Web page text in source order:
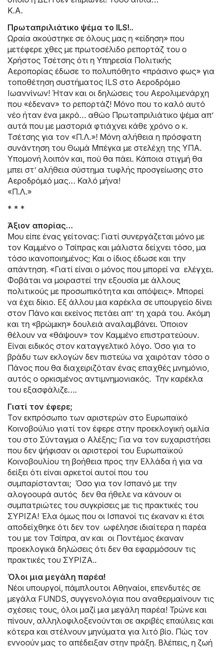
Κ.Α.
Πρωταπριλιάτικο ψέμα το ILS!..
Ωραία ακούστηκε σε όλους μας η «είδηση» που
μετέφερε χθες με πρωτοσέλιδο ρεπορτάζ του ο
Χρήστος Τσέτσης ότι η Υπηρεσία Πολιτικής
Αεροπορίας έδωσε το πολυπόθητο «πράσινο φως» για
τοποθέτηση συστήματος ILS στο Αεροδρόμιο
Ιωαννίνων! Ήταν και οι δηλώσεις του Αερολιμενάρχη
που «έδεναν» το ρεπορτάζ! Μόνο που το καλό αυτό
νέο ήταν ένα μικρό… αθώο Πρωταπριλιάτικο ψέμα απ’
αυτά που με μαστοριά φτιάχνει κάθε χρόνο ο κ.
Τσέτσης για τον «Π.Λ.»! Μόνη αλήθεια η πρόσφατη
συνάντηση του Θωμά Μπέγκα με στελέχη της ΥΠΑ.
Υπομονή λοιπόν και, πού θα πάει. Κάποια στιγμή θα
μπει στ’ αλήθεια σύστημα τυφλής προσγείωσης στο
Αεροδρόμιό μας… Καλό μήνα!
«Π.Λ.»
* * *
Άξιον απορίας…
Μου είπε ένας γείτονας: Γιατί συνεργάζεται μόνο με
τον Καμμένο ο Τσίπρας και μάλιστα δείχνει τόσο, μα
τόσο ικανοποιημένος; Και ο ίδιος έδωσε και την
απάντηση. «Γιατί είναι ο μόνος που μπορεί να ελέγχει.
Φοβάται να μοιραστεί την εξουσία με άλλους
πολιτικούς με προσωπικότητα και απόψεις». Μπορεί
να έχει δίκιο. Εξ άλλου μια καρέκλα σε υπουργείο δίνει
στον Πάνο και εκείνος πετάει απ’ τη χαρά του. Ακόμη
και τη «βρώμικη» δουλειά αναλαμβάνει. Όποιον
θέλουν να «θάψουν» τον Καμμένο επιστρατεύουν.
Είναι ειδικός στον καταγγελτικό λόγο. Όσο για το
βράδυ των εκλογών δεν πιστεύω να χαιρόταν τόσο ο
Πάνος που θα διαχειριζόταν ένας επαχθές μνημόνιο,
αυτός ο ορκισμένος αντιμνημονιακός. Την καρέκλα
του εξασφάλιζε….
Γιατί τον έφερε;
Τον εκπρόσωπο των αριστερών στο Ευρωπαϊκό
Κοινοβούλιο γιατί τον έφερε στην προεκλογική ομιλία
του στο Σύνταγμα ο Αλέξης; Για να τον ευχαριστήσει
που δεν ψήφισαν οι αριστεροί του Ευρωπαϊκού
Κοινοβουλίου τη βοήθεια προς την Ελλάδα ή για να
δείξει ότι είναι αρκετοί αυτοί που του
συμπαρίστανται; Όσο για τον Ισπανό με την
αλογοουρά αυτός δεν θα ήθελε να κάνουν οι
συμπατριώτες του συγκρίσεις με τις πρακτικές του
ΣΥΡΙΖΑ! Έλα όμως που οι Ισπανοί τις έκαναν κι έτσι
αποδείχθηκε ότι δεν τον ωφέλησε ιδιαίτερα η παρέα
του με τον Τσίπρα, αν και οι Ποντέμος έκαναν
προεκλογικά δηλώσεις ότι δεν θα εφαρμόσουν τις
πρακτικές του ΣΥΡΙΖΑ..
Όλοι μια μεγάλη παρέα!
Νέοι υπουργοί, πάμπλουτοι Αθηναίοι, επενδυτές σε
μεγάλα FUNDS, συγγενολόγια που αναθερμαίνουν τις
σχέσεις τους, όλοι μαζί μια μεγάλη παρέα! Τρώνε και
πίνουν, αλληλοφιλοξενούνται σε ακριβές επαύλεις και
κότερα και στέλνουν μηνύματα για λιτό βίο. Πώς τον
εννοούν μας το απέδειξαν στην πράξη. Βλέπεις, η ζωή